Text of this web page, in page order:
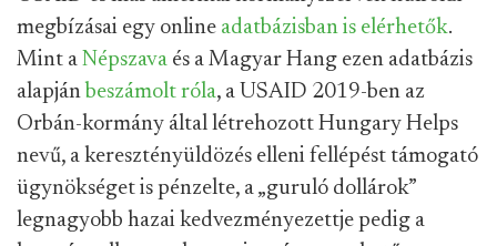
megbízásai egy online adatbázisban is elérhetők.
Mint a Népszava és a Magyar Hang ezen adatbázis
alapján beszámolt róla, a USAID 2019-ben az
Orbán-kormány által létrehozott Hungary Helps
nevű, a keresztényüldözés elleni fellépést támogató
ügynökséget is pénzelte, a „guruló dollárok”
legnagyobb hazai kedvezményezettje pedig a